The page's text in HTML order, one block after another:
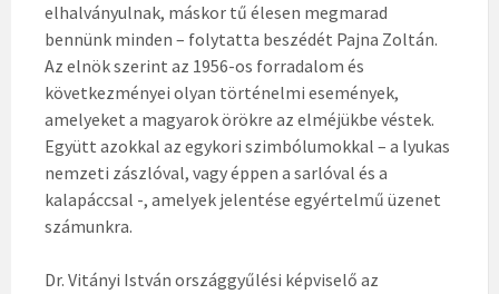
elhalványulnak, máskor tű élesen megmarad
bennünk minden – folytatta beszédét Pajna Zoltán.
Az elnök szerint az 1956-os forradalom és
következményei olyan történelmi események,
amelyeket a magyarok örökre az elméjükbe véstek.
Együtt azokkal az egykori szimbólumokkal – a lyukas
nemzeti zászlóval, vagy éppen a sarlóval és a
kalapáccsal -, amelyek jelentése egyértelmű üzenet
számunkra.
Dr. Vitányi István országgyűlési képviselő az